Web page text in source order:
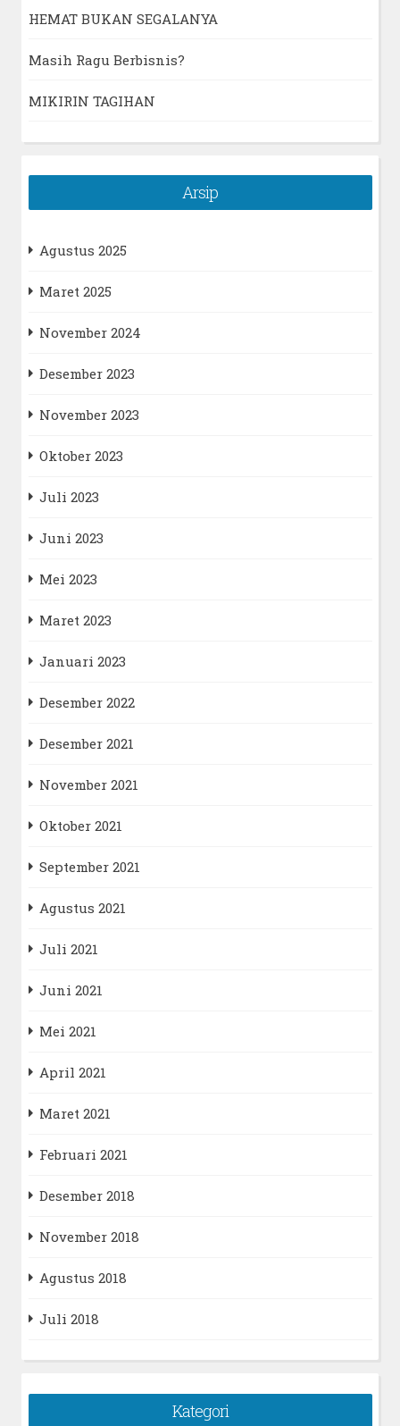
HEMAT BUKAN SEGALANYA
Masih Ragu Berbisnis?
MIKIRIN TAGIHAN
Arsip
Agustus 2025
Maret 2025
November 2024
Desember 2023
November 2023
Oktober 2023
Juli 2023
Juni 2023
Mei 2023
Maret 2023
Januari 2023
Desember 2022
Desember 2021
November 2021
Oktober 2021
September 2021
Agustus 2021
Juli 2021
Juni 2021
Mei 2021
April 2021
Maret 2021
Februari 2021
Desember 2018
November 2018
Agustus 2018
Juli 2018
Kategori